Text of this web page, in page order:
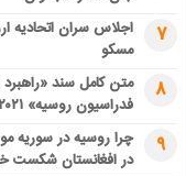
7
اجلاس سران اتحادیه
مسکو
8
متن کامل سند
فدراسیون روسیه» ۲۰۲۱
9
چرا روسیه در سوریه
در افغانستان شکست